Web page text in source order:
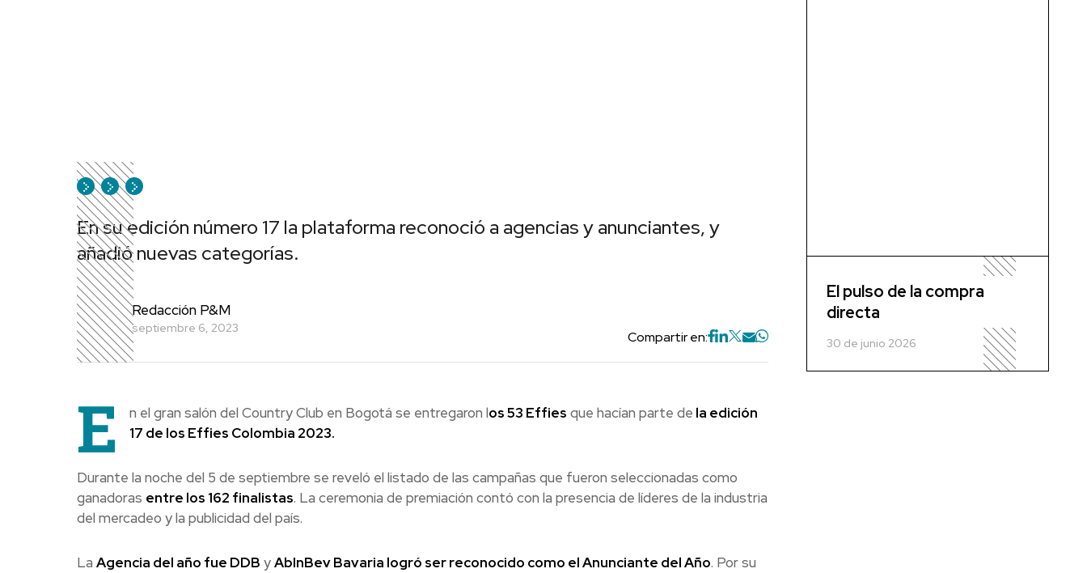
En su edición número 17 la plataforma reconoció a agencias y anunciantes, y
añadió nuevas categorías.
Redacción P&M
septiembre 6, 2023
Compartir en:
E n el gran salón del Country Club en Bogotá se entregaron los 53 Effies que hacían parte de la edición
17 de los Effies Colombia 2023.
Durante la noche del 5 de septiembre se reveló el listado de las campañas que fueron seleccionadas como
ganadoras entre los 162 finalistas. La ceremonia de premiación contó con la presencia de líderes de la industria
del mercadeo y la publicidad del país.
La Agencia del año fue DDB yAbInBev Bavaria logró ser reconocido como el Anunciante del Año. Por su
El pulso de la compra
directa
30 de junio 2026